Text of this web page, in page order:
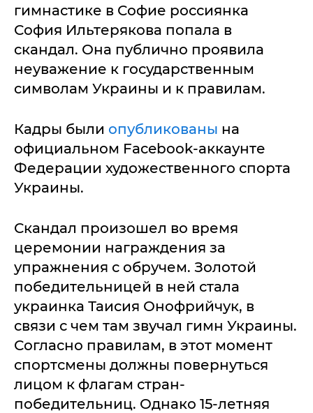
гимнастике в Софие россиянка
София Ильтерякова попала в
скандал. Она публично проявила
неуважение к государственным
символам Украины и к правилам.
Кадры были опубликованы на
официальном Facebook-аккаунте
Федерации художественного спорта
Украины.
Скандал произошел во время
церемонии награждения за
упражнения с обручем. Золотой
победительницей в ней стала
украинка Таисия Онофрийчук, в
связи с чем там звучал гимн Украины.
Согласно правилам, в этот момент
спортсмены должны повернуться
лицом к флагам стран-
победительниц. Однако 15-летняя